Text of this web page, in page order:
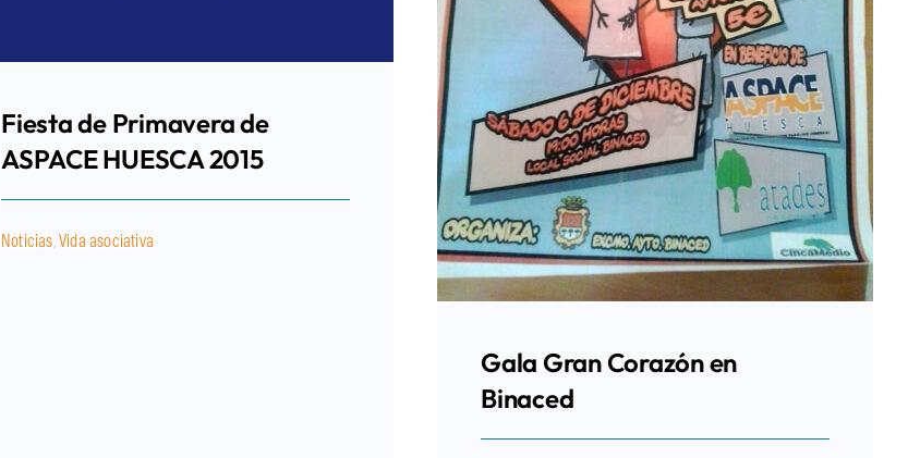
Fiesta de Primavera de
ASPACE HUESCA 2015
Noticias,Vida asociativa
Gala Gran Corazón en
Binaced